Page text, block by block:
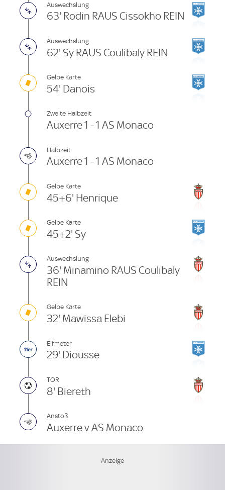
Auswechslung
63' Rodin RAUS Cissokho REIN
Auswechslung
62' Sy RAUS Coulibaly REIN
Gelbe Karte
54' Danois
Zweite Halbzeit
Auxerre 1 - 1 AS Monaco
Halbzeit
Auxerre 1 - 1 AS Monaco
Gelbe Karte
45+6' Henrique
Gelbe Karte
45+2' Sy
Auswechslung
36' Minamino RAUS Coulibaly
REIN
Gelbe Karte
32' Mawissa Elebi
Elfmeter
29' Diousse
TOR
8' Biereth
Anstoß
Auxerre v AS Monaco